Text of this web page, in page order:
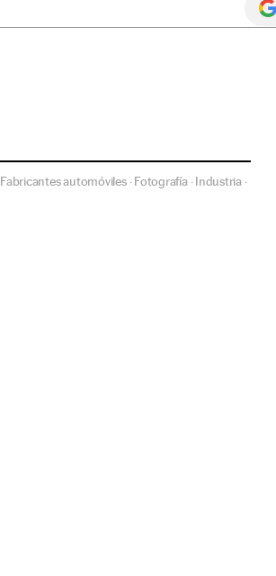
Fabricantes automóviles·Fotografía·Industria ·